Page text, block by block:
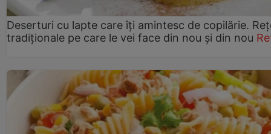
Deserturi cu lapte care îți amintesc de copilărie.
tradiționale pe care le vei face din nou și din nou